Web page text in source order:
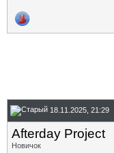
18.11.2025, 21:29
Afterday Project
Новичок